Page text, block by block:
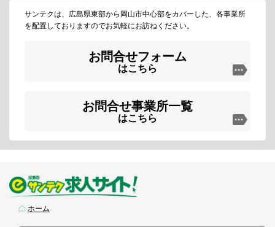
サンテクは、広島県東部から岡山市中心部をカバーした、各事業所
を配置しておりますのでお気軽にお訪ねください。
お問合せフォーム
はこちら
お問合せ事業所一覧
はこちら
ホーム